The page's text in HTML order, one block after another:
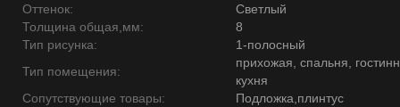
Оттенок:
Светлый
Толщина общая,мм:
8
Тип рисунка:
1-полосный
Тип помещения:
прихожая, спальня,
кухня
Сопутствующие товары:
Подложка,плинтус